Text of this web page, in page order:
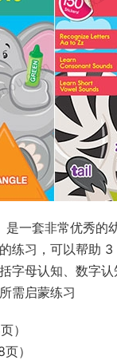
一套非常优秀
练习，可以帮助
字母认知、数字
需启蒙练习
）
）